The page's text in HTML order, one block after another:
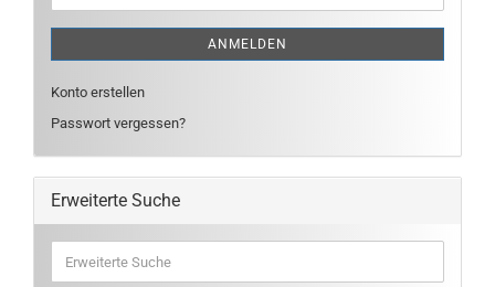
ANMELDEN
Konto erstellen
Passwort vergessen?
Erweiterte Suche
Suche